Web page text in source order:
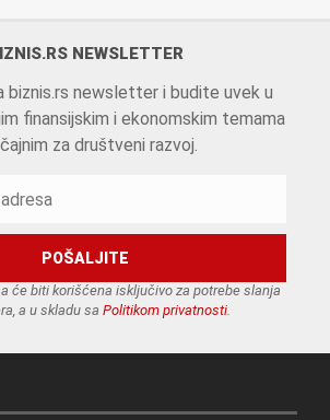
NEWSLETTER
biznis.rs newsletter i budite uvek u
finansijskim i ekonomskim temama
za društveni razvoj.
će biti korišćena isključivo za potrebe slanja
a u skladu sa Politikom privatnosti.